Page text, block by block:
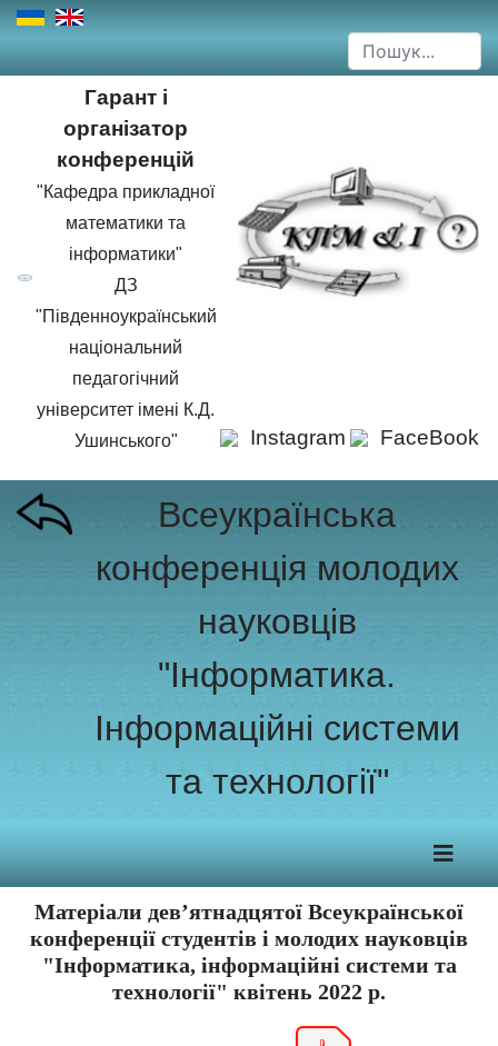
Гарант і
організатор
конференцій
"Кафедра прикладної
математики та
інформатики"
ДЗ
"Південноукраїнський
національний
педагогічний
університет імені К.Д.
Ушинського"
Instagram FaceBook
Всеукраїнська
конференція молодих
науковців
"Інформатика.
Інформаційні системи
та технології"
Матеріали дев’ятнадцятої Всеукраїнської
конференції студентів і молодих науковців
"Інформатика, інформаційні системи та
технології" квітень 2022 р.